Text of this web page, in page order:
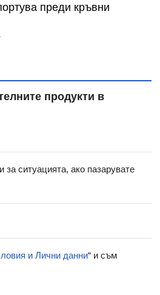
преди кръвни
продукти в
за ситуацията, ако пазарувате
и Лични данни“ и съм